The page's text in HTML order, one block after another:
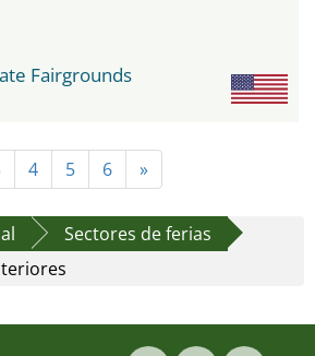
Fairgrounds
4 5 6 »
Sectores de ferias